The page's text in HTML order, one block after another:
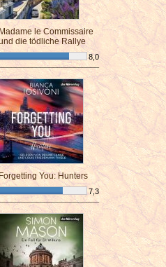
Madame le Commissaire
die tödliche Rallye
8,0
Forgetting You: Hunters
7,3